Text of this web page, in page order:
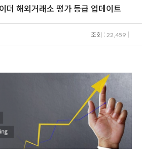
더 해외거래소 평가 등급 업데이트
조회 : 22,459